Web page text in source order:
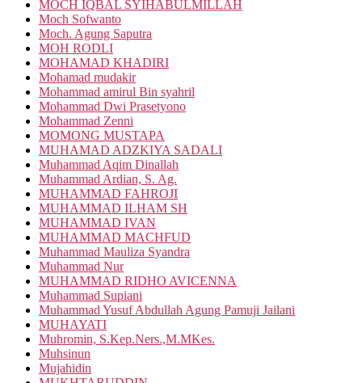
MOCH IQBAL SYIHABULMILLAH
Moch Sofwanto
Moch. Agung Saputra
MOH RODLI
MOHAMAD KHADIRI
Mohamad mudakir
Mohammad amirul Bin syahril
Mohammad Dwi Prasetyono
Mohammad Zenni
MOMONG MUSTAPA
MUHAMAD ADZKIYA SADALI
Muhammad Aqim Dinallah
Muhammad Ardian, S. Ag.
MUHAMMAD FAHROJI
MUHAMMAD ILHAM SH
MUHAMMAD IVAN
MUHAMMAD MACHFUD
Muhammad Mauliza Syandra
Muhammad Nur
MUHAMMAD RIDHO AVICENNA
Muhammad Supiani
Muhammad Yusuf Abdullah Agung Pamuji Jailani
MUHAYATI
Muhromin, S.Kep.Ners.,M.MKes.
Muhsinun
Mujahidin